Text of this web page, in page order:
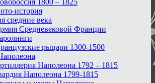
история
средние века
Средневековой Франции
рыцари 1300-1500
Наполеона 1792 – 1815
Наполеона 1799-1815